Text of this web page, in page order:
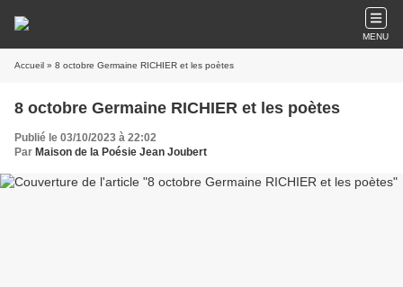
MENU
Accueil » 8 octobre Germaine RICHIER et les poètes
8 octobre Germaine RICHIER et les poètes
Publié le 03/10/2023 à 22:02
Par Maison de la Poésie Jean Joubert